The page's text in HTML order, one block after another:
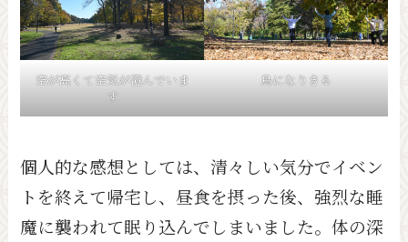
空が高くて空気が澄んでいま
す
鳥になりきる
個人的な感想としては、清々しい気分でイベン
トを終えて帰宅し、昼食を摂った後、強烈な睡
魔に襲われて眠り込んでしまいました。体の深